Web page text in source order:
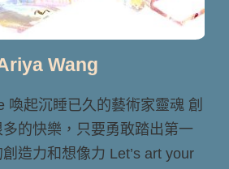
Wang
喚起沉睡已久的藝術家靈魂 創
的快樂，只要勇敢踏出第一
造力和想像力 Let’s art your